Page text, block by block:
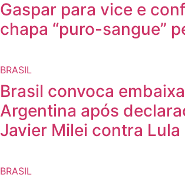
Gaspar para vice e
chapa “puro-sangue”
BRASIL
Brasil convoca
Argentina após
Javier Milei contra Lula
BRASIL